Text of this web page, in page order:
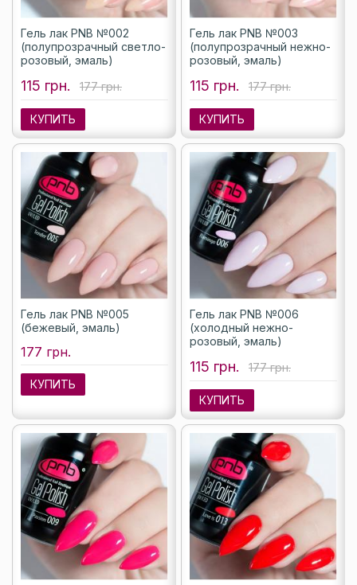
Гель лак PNB №002
(полупрозрачный светло-
розовый, эмаль)
115 грн. 177 грн.
КУПИТЬ
Гель лак PNB №003
(полупрозрачный нежно-
розовый, эмаль)
115 грн. 177 грн.
КУПИТЬ
Гель лак PNB №005
(бежевый, эмаль)
177 грн.
КУПИТЬ
Гель лак PNB №006
(холодный нежно-
розовый, эмаль)
115 грн. 177 грн.
КУПИТЬ